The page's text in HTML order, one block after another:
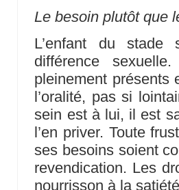
Le besoin plutôt que
L’enfant du stade
différence
pleinement présents
l’oralité, pas si
sein est à lui, il est
l’en priver. Toute
ses besoins soient
revendication. Les
nourrisson à la